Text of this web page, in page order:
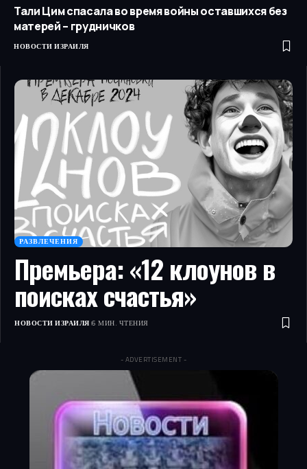
Тали Цим спасала во время войны оставшихся без
матерей – грудничков
НОВОСТИ ИЗРАИЛЯ
РАЗВЛЕЧЕНИЯ
Премьера: «12 клоунов в
поисках счастья»
НОВОСТИ ИЗРАИЛЯ 6 МИН. ЧТЕНИЯ
- ADVERTISEMENT -